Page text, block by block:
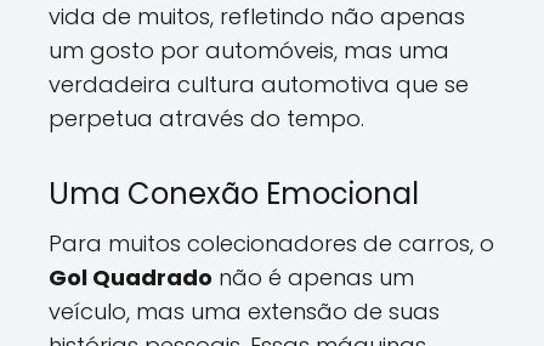
vida de muitos, refletindo não apenas
um gosto por automóveis, mas uma
verdadeira cultura automotiva que se
perpetua através do tempo.
Uma Conexão Emocional
Para muitos colecionadores de carros, o
Gol Quadrado não é apenas um
veículo, mas uma extensão de suas